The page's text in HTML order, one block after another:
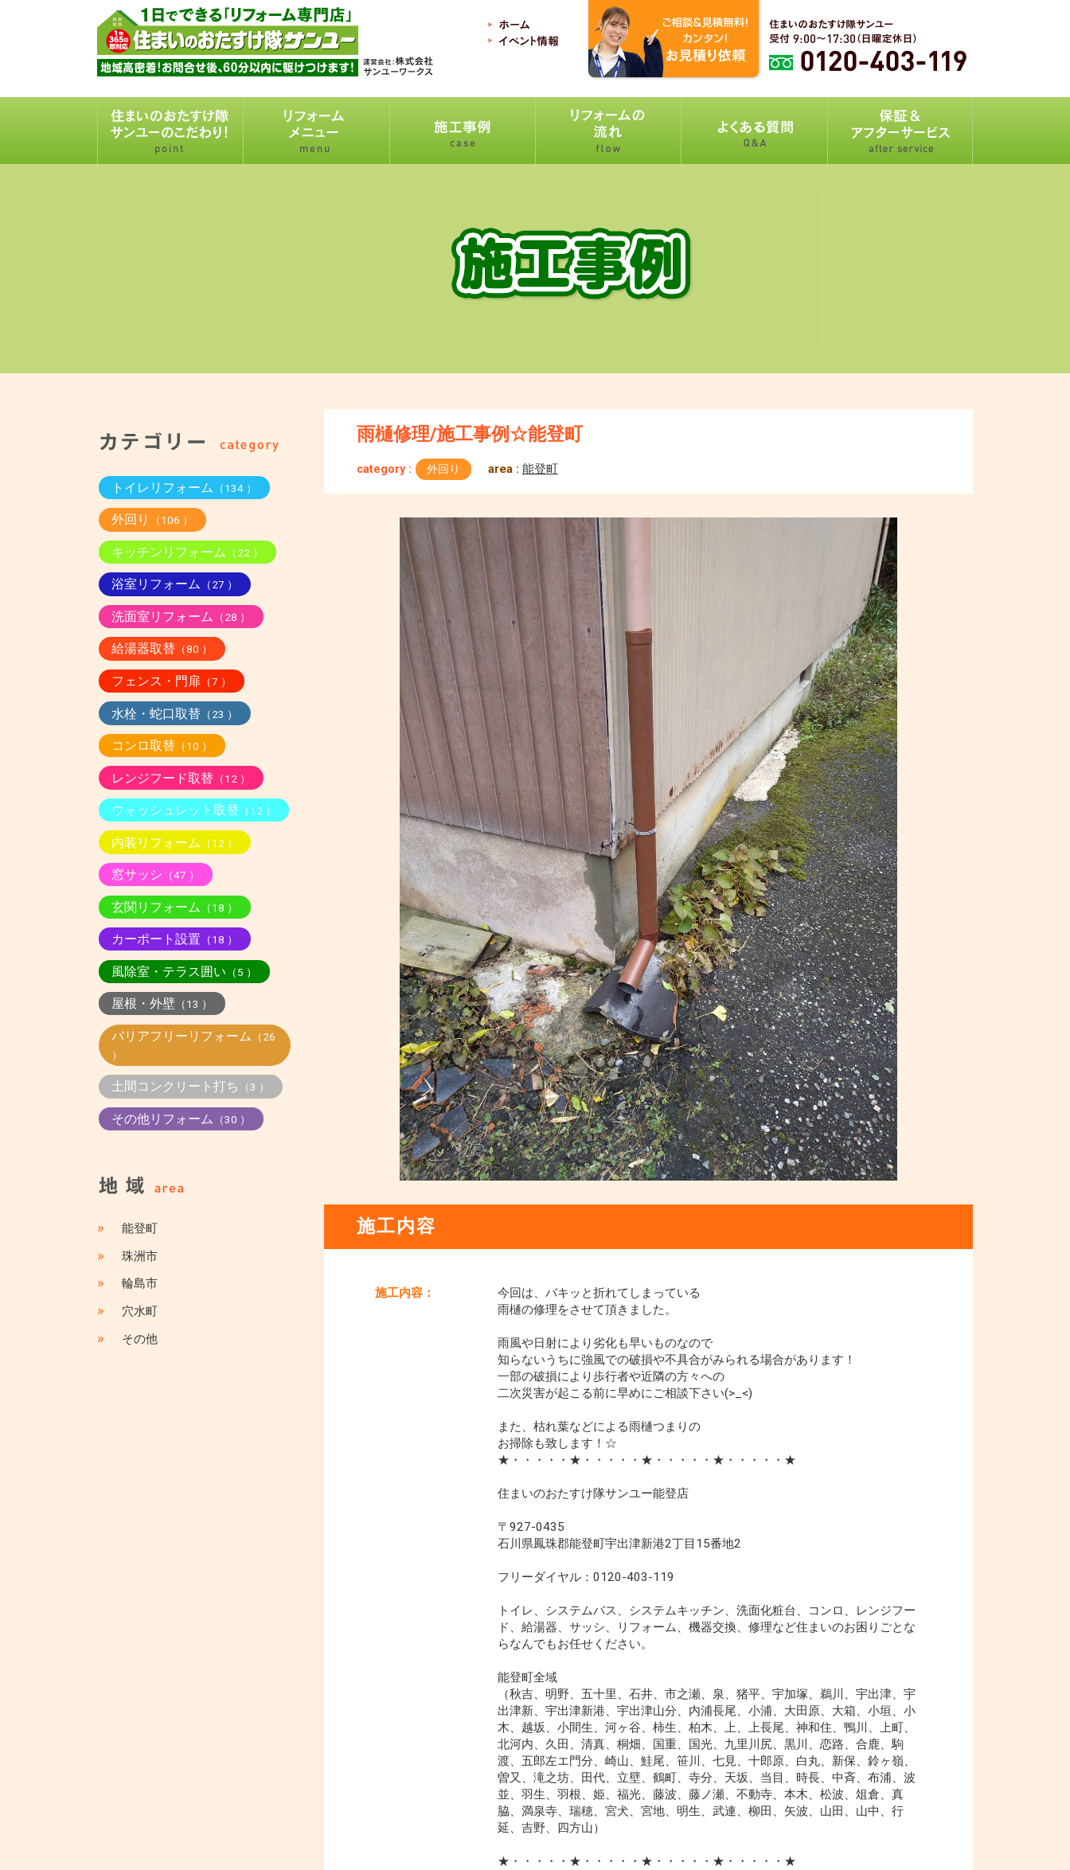
雨樋修理/施工事例☆能登町
category : 外回り area : 能登町
施工内容
施工内容：
今回は、バキッと折れてしまっている
雨樋の修理をさせて頂きました。
雨風や日射により劣化も早いものなので
知らないうちに強風での破損や不具合がみられる場合があります！
一部の破損により歩行者や近隣の方々への
二次災害が起こる前に早めにご相談下さい(>_<)
また、枯れ葉などによる雨樋つまりの
お掃除も致します！☆
★・・・・・★・・・・・★・・・・・★・・・・・★
住まいのおたすけ隊サンユー能登店
〒927-0435
石川県鳳珠郡能登町宇出津新港2丁目15番地2
フリーダイヤル：0120-403-119
トイレ、システムバス、システムキッチン、洗面化粧台、コンロ、レンジフー
ド、給湯器、サッシ、リフォーム、機器交換、修理など住まいのお困りごとな
らなんでもお任せください。
能登町全域
（秋吉、明野、五十里、石井、市之瀬、泉、猪平、宇加塚、鵜川、宇出津、宇
出津新、宇出津新港、宇出津山分、内浦長尾、小浦、大田原、大箱、小垣、小
木、越坂、小間生、河ヶ谷、柿生、柏木、上、上長尾、神和住、鴨川、上町、
北河内、久田、清真、桐畑、国重、国光、九里川尻、黒川、恋路、合鹿、駒
渡、五郎左エ門分、崎山、鮭尾、笹川、七見、十郎原、白丸、新保、鈴ヶ嶺、
曽又、滝之坊、田代、立壁、鶴町、寺分、天坂、当目、時長、中斉、布浦、波
並、羽生、羽根、姫、福光、藤波、藤ノ瀬、不動寺、本木、松波、俎倉、真
脇、満泉寺、瑞穂、宮犬、宮地、明生、武連、柳田、矢波、山田、山中、行
延、吉野、四方山）
★・・・・・★・・・・・★・・・・・★・・・・・★
トイレリフォーム （134 ）
外回り （106 ）
キッチンリフォーム （22 ）
浴室リフォーム （27 ）
洗面室リフォーム （28 ）
給湯器取替（80 ）
フェンス・門扉（7 ）
水栓・蛇口取替（23 ）
コンロ取替（10 ）
レンジフード取替（12 ）
ウォッシュレット取替（12 ）
内装リフォーム （12 ）
窓サッシ （47 ）
玄関リフォーム （18 ）
カーポート設置 （18 ）
風除室・テラス囲い （5 ）
屋根・外壁（13 ）
バリアフリーリフォーム （26
）
土間コンクリート打ち （3 ）
その他リフォーム （30 ）
» 能登町
» 珠洲市
» 輪島市
» 穴水町
» その他